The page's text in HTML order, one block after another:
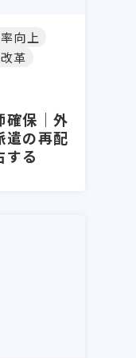
向上
革
確保｜外
遣の再配
する